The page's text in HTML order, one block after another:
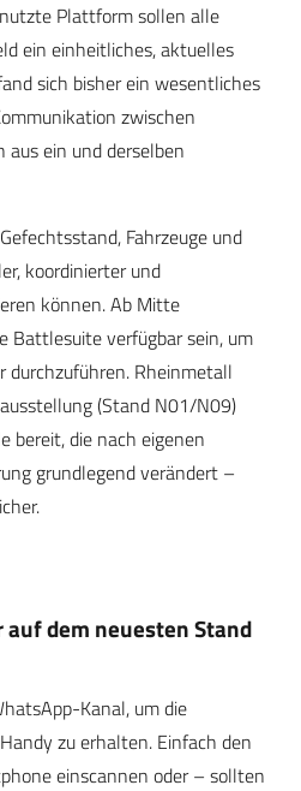
Plattform sollen alle
ein einheitliches, aktuelles
sich bisher ein wesentliches
zwischen
aus ein und derselben
Fahrzeuge und
koordinierter und
können. Ab Mitte
Battlesuite verfügbar sein, um
durchzuführen. Rheinmetall
(Stand N01/N09)
bereit, die nach eigenen
grundlegend verändert –
dem neuesten Stand
Kanal, um die
zu erhalten. Einfach den
einscannen oder – sollten